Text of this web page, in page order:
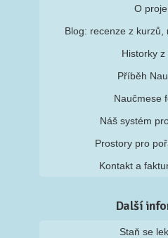
O
Blog: recenze z kurzů,
Historky z
Příběh
Naučmese
Náš systém
Prostory pro
Kontakt a
Další
Staň se